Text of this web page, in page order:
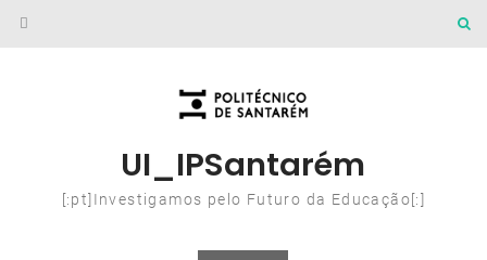
Skip to content
UI_IPSantarém
[:pt]Investigamos pelo Futuro da Educação[:]